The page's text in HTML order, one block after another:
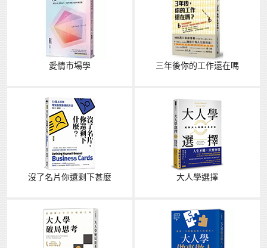
愛情市場學 三年後你的工作還在嗎
沒了名片你還剩下甚麼 大人學選擇